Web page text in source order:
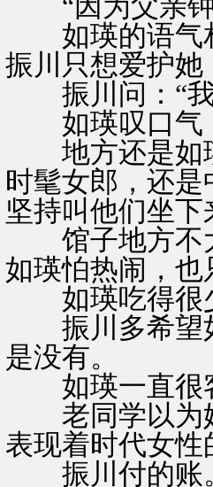
“因为父亲钟
如瑛的语气
振川只想爱护
振川问：“我
如瑛叹口气
地方还是如瑛
时髦女郎，还
坚持叫他们坐下
馆子地方不大
如瑛怕热闹，
如瑛吃得很
振川多希望如
是没有。
如瑛一直很客
老同学以为她
表现着时代女
振川付的账